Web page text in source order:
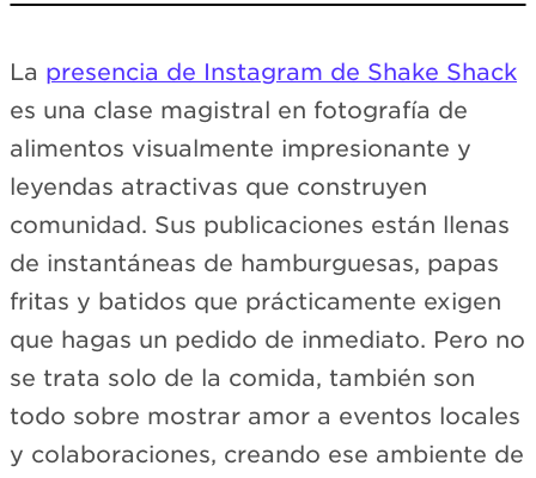
View on Instagram →
La presencia de Instagram de Shake Shack
es una clase magistral en fotografía de
alimentos visualmente impresionante y
leyendas atractivas que construyen
comunidad. Sus publicaciones están llenas
de instantáneas de hamburguesas, papas
fritas y batidos que prácticamente exigen
que hagas un pedido de inmediato. Pero no
se trata solo de la comida, también son
todo sobre mostrar amor a eventos locales
y colaboraciones, creando ese ambiente de